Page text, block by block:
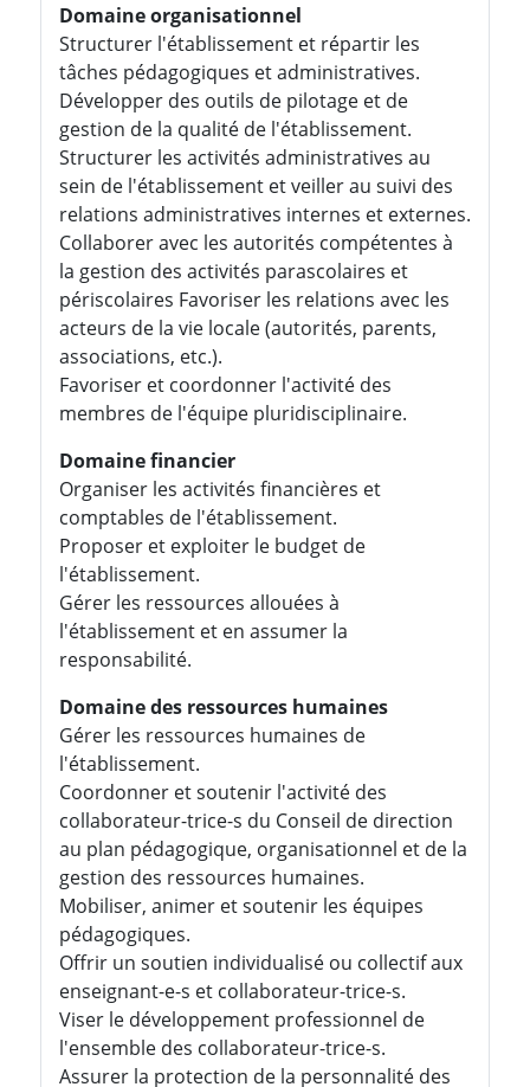
Domaine organisationnel
Structurer l'établissement et répartir les
tâches pédagogiques et administratives.
Développer des outils de pilotage et de
gestion de la qualité de l'établissement.
Structurer les activités administratives au
sein de l'établissement et veiller au suivi des
relations administratives internes et externes.
Collaborer avec les autorités compétentes à
la gestion des activités parascolaires et
périscolaires Favoriser les relations avec les
acteurs de la vie locale (autorités, parents,
associations, etc.).
Favoriser et coordonner l'activité des
membres de l'équipe pluridisciplinaire.
Domaine financier
Organiser les activités financières et
comptables de l'établissement.
Proposer et exploiter le budget de
l'établissement.
Gérer les ressources allouées à
l'établissement et en assumer la
responsabilité.
Domaine des ressources humaines
Gérer les ressources humaines de
l'établissement.
Coordonner et soutenir l'activité des
collaborateur-trice-s du Conseil de direction
au plan pédagogique, organisationnel et de la
gestion des ressources humaines.
Mobiliser, animer et soutenir les équipes
pédagogiques.
Offrir un soutien individualisé ou collectif aux
enseignant-e-s et collaborateur-trice-s.
Viser le développement professionnel de
l'ensemble des collaborateur-trice-s.
Assurer la protection de la personnalité des